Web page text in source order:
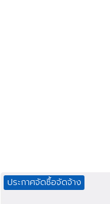
ประกาศจัดซื้อจัดจ้าง